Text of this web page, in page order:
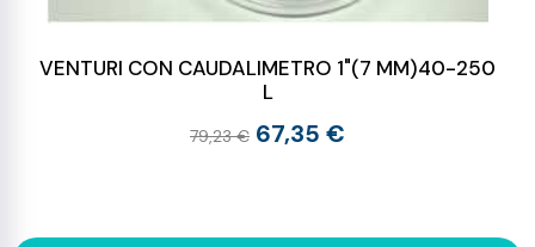
VENTURI CON CAUDALIMETRO 1"(7 MM)40-250
L
79,23 € 67,35 €